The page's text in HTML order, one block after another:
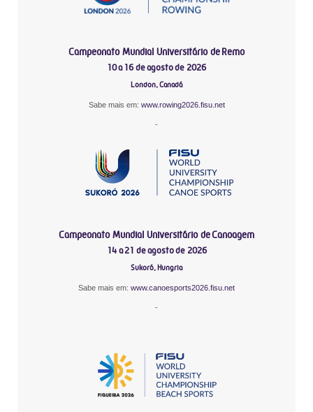
Campeonato Mundial Universitário de Remo
10 a 16 de agosto de 2026
London, Canadá
Sabe mais em: www.rowing2026.fisu.net
-
Campeonato Mundial Universitário de Canoagem
14 a 21 de agosto de 2026
Sukoró, Hungria
Sabe mais em: www.canoesports2026.fisu.net
-